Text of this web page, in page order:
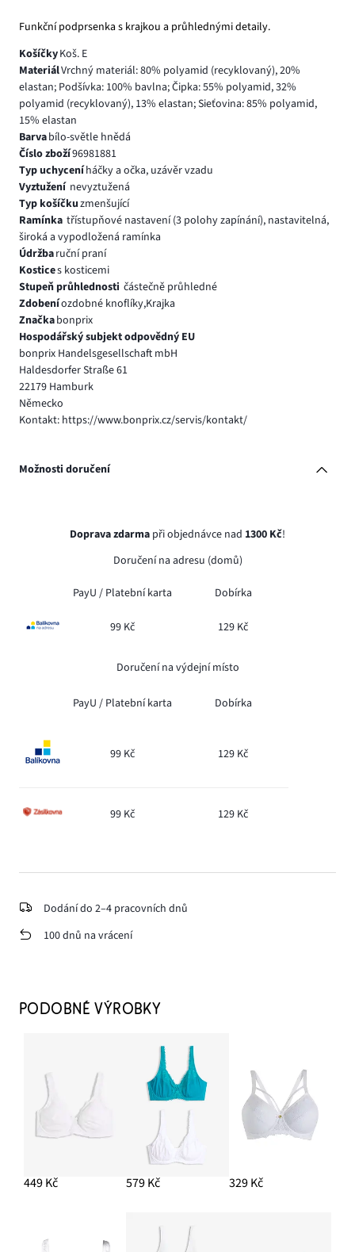
Funkční podprsenka s krajkou a průhlednými detaily.
KošíčkyKoš. E
MateriálVrchný materiál: 80% polyamid (recyklovaný), 20%
elastan; Podšívka: 100% bavlna; Čipka: 55% polyamid, 32%
polyamid (recyklovaný), 13% elastan; Sieťovina: 85% polyamid,
15% elastan
Barvabílo-světle hnědá
Číslo zboží96981881
Typ uchyceníháčky a očka, uzávěr vzadu
Vyztužení nevyztužená
Typ košíčkuzmenšující
Ramínka třístupňové nastavení (3 polohy zapínání), nastavitelná,
široká a vypodložená ramínka
Údržbaruční praní
Kostices kosticemi
Stupeň průhlednosti částečně průhledné
Zdobeníozdobné knoflíky,Krajka
Značkabonprix
Hospodářský subjekt odpovědný EU
bonprix Handelsgesellschaft mbH
Haldesdorfer Straße 61
22179 Hamburk
Německo
Kontakt: https://www.bonprix.cz/servis/kontakt/
Možnosti doručení
Doprava zdarma při objednávce nad 1300 Kč!
Doručení na adresu (domů)
PayU / Platební karta Dobírka
99 Kč 129 Kč
Doručení na výdejní místo
PayU / Platební karta Dobírka
99 Kč 129 Kč
99 Kč 129 Kč
Dodání do 2–4 pracovních dnů
100 dnů na vrácení
PODOBNÉ VÝROBKY
449 Kč 579 Kč 329 Kč